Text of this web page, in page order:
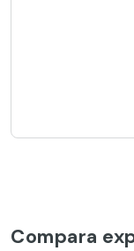
Compara